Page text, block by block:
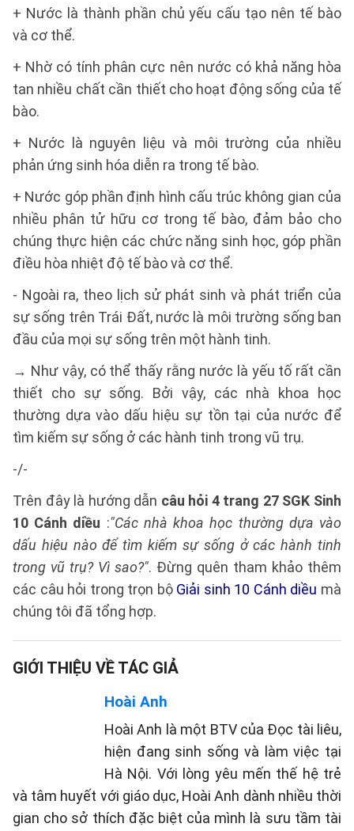
+ Nước là thành phần chủ yếu cấu tạo nên tế bào
và cơ thể.
+ Nhờ có tính phân cực nên nước có khả năng hòa
tan nhiều chất cần thiết cho hoạt động sống của tế
bào.
+ Nước là nguyên liệu và môi trường của nhiều
phản ứng sinh hóa diễn ra trong tế bào.
+ Nước góp phần định hình cấu trúc không gian của
nhiều phân tử hữu cơ trong tế bào, đảm bảo cho
chúng thực hiện các chức năng sinh học, góp phần
điều hòa nhiệt độ tế bào và cơ thể.
- Ngoài ra, theo lịch sử phát sinh và phát triển của
sự sống trên Trái Đất, nước là môi trường sống ban
đầu của mọi sự sống trên một hành tinh.
→ Như vậy, có thể thấy rằng nước là yếu tố rất cần
thiết cho sự sống. Bởi vậy, các nhà khoa học
thường dựa vào dấu hiệu sự tồn tại của nước để
tìm kiếm sự sống ở các hành tinh trong vũ trụ.
-/-
Trên đây là hướng dẫn câu hỏi 4 trang 27 SGK Sinh
10 Cánh diều :"Các nhà khoa học thường dựa vào
dấu hiệu nào để tìm kiếm sự sống ở các hành tinh
trong vũ trụ? Vì sao?". Đừng quên tham khảo thêm
các câu hỏi trong trọn bộ Giải sinh 10 Cánh diều mà
chúng tôi đã tổng hợp.
GIỚI THIỆU VỀ TÁC GIẢ
Hoài Anh
Hoài Anh là một BTV của Đọc tài liêu,
hiện đang sinh sống và làm việc tại
Hà Nội. Với lòng yêu mến thế hệ trẻ
và tâm huyết với giáo dục, Hoài Anh dành nhiều thời
gian cho sở thích đặc biệt của mình là sưu tầm tài